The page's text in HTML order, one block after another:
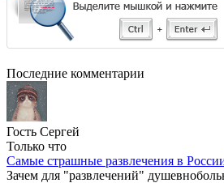
Последние комментарии
Гость Сергей
Только что
Самые страшные развлечения в
Зачем для "развлечений"